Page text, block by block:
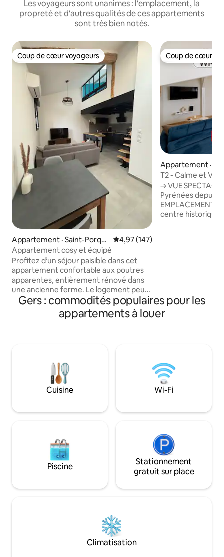
Les voyageurs sont unanimes : l'emplacement, la
propreté et d'autres qualités de ces appartements
sont très bien notés.
Coup de cœur voyageurs
Coup de cœur voyageurs
Appartement · Saint-Porqui
er
Note moyenne de 4,97 sur 5,
4,97 (147)
Appartement cosy et équipé
Profitez d’un séjour paisible dans cet
appartement confortable aux poutres
apparentes, entièrement rénové dans
une ancienne ferme. Le logement peut
accueillir jusqu’à 4 personnes : une
chambre avec un lit double, un canapé-
lit dans le salon, une cuisine équipée, une
Emplacement idéal pour les balades ou
circuits à vélo le long du canal.
Coup de cœur
Coup de cœur
Appartement ·
T2 - Calme et
→ VUE SPECTACULAIRE sur la ville et les
Pyrénées depuis
EMPLACEMENT
centre historique
confortable,
DRAPS ET
Gers : commodités populaires pour les
appartements à louer
Cuisine Wi-Fi
Piscine
Stationnement
gratuit sur place
Climatisation